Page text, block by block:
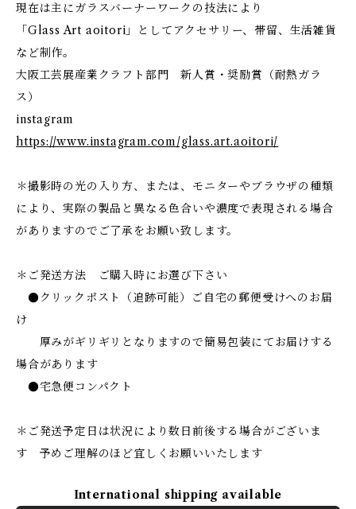
現在は主にガラスバーナーワークの技法により
「Glass Art aoitori」としてアクセサリー、帯留、生活雑貨
など制作。
大阪工芸展産業クラフト部門 新人賞・奨励賞（耐熱ガラ
ス）
instagram
https://www.instagram.com/glass.art.aoitori/
＊撮影時の光の入り方、または、モニターやブラウザの種類
により、実際の製品と異なる色合いや濃度で表現される場合
がありますのでご了承をお願い致します。
＊ご発送方法 ご購入時にお選び下さい
●クリックポスト（追跡可能）ご自宅の郵便受けへのお届
け
厚みがギリギリとなりますので簡易包装にてお届けする
場合があります
●宅急便コンパクト
＊ご発送予定日は状況により数日前後する場合がございま
す 予めご理解のほど宜しくお願いいたします
International shipping available